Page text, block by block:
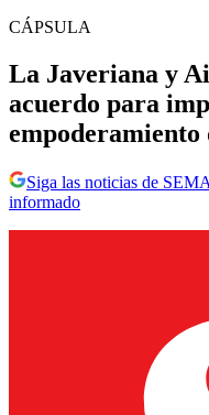
CÁPSULA
La Javeriana y
acuerdo para
empoderamiento
Siga las noticias de
informado